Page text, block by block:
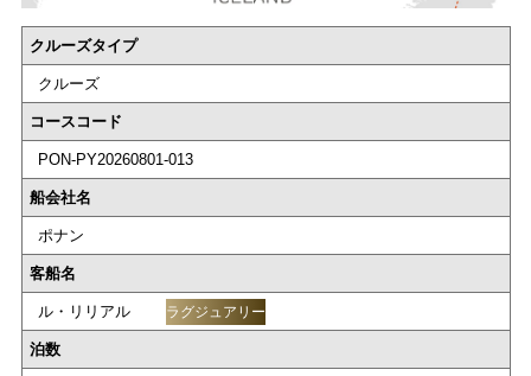
クルーズタイプ
クルーズ
コースコード
PON-PY20260801-013
船会社名
ポナン
客船名
ル・リリアル ラグジュアリー
泊数